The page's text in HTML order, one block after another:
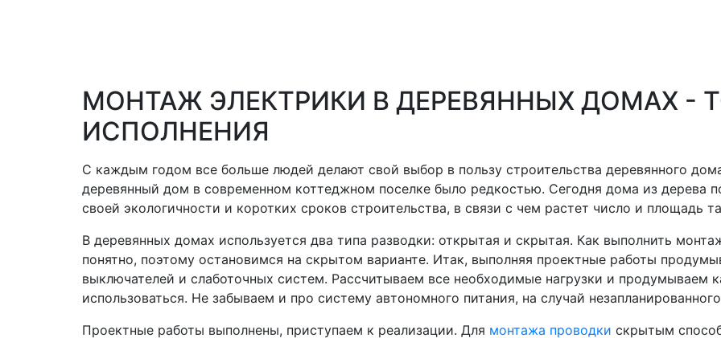
МОНТАЖ ЭЛЕКТРИКИ В ДЕРЕВЯННЫХ ДОМАХ -
ИСПОЛНЕНИЯ
С каждым годом все больше людей делают свой выбор в пользу строительства деревянного
деревянный дом в современном коттеджном поселке было редкостью. Сегодня дома из дерева
своей экологичности и коротких сроков строительства, в связи с чем растет число и площадь
В деревянных домах используется два типа разводки: открытая и скрытая. Как выполнить
понятно, поэтому остановимся на скрытом варианте. Итак, выполняя проектные работы
выключателей и слаботочных систем. Рассчитываем все необходимые нагрузки и продумываем
использоваться. Не забываем и про систему автономного питания, на случай
Проектные работы выполнены, приступаем к реализации. Для монтажа проводки скрытым